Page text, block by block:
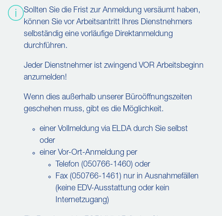
Sollten Sie die Frist zur Anmeldung versäumt haben,
können Sie vor Arbeitsantritt Ihres Dienstnehmers
selbständig eine vorläufige Direktanmeldung
durchführen.
Jeder Dienstnehmer ist zwingend VOR Arbeitsbeginn
anzumelden!
Wenn dies außerhalb unserer Büroöffnungszeiten
geschehen muss, gibt es die Möglichkeit.
einer Vollmeldung via ELDA durch Sie selbst
oder
einer Vor-Ort-Anmeldung per
Telefon (050766-1460) oder
Fax (050766-1461) nur in Ausnahmefällen
(keine EDV-Ausstattung oder kein
Internetzugang)